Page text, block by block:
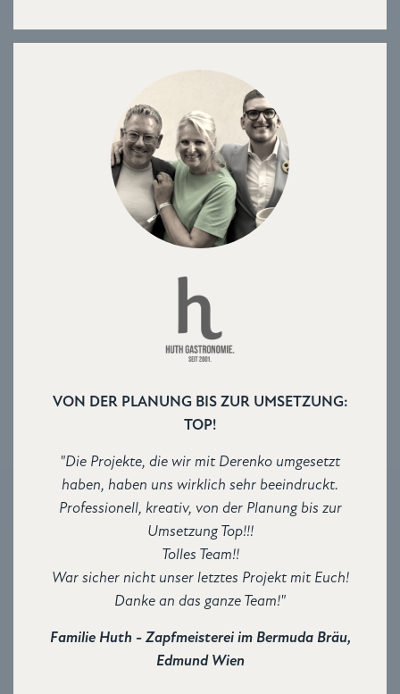
VON DER PLANUNG BIS ZUR UMSETZUNG:
TOP!
"Die Projekte, die wir mit Derenko umgesetzt
haben, haben uns wirklich sehr beeindruckt.
Professionell, kreativ, von der Planung bis zur
Umsetzung Top!!!
Tolles Team!!
War sicher nicht unser letztes Projekt mit Euch!
Danke an das ganze Team!"
Familie Huth - Zapfmeisterei im Bermuda Bräu,
Edmund Wien